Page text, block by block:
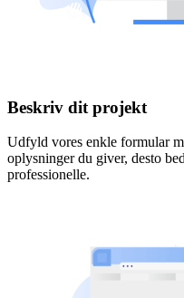
Beskriv dit projekt
Udfyld vores enkle formular
oplysninger du giver, desto
professionelle.